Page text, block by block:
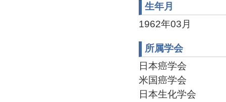
生年月
1962年03月
所属学会
日本癌学会
米国癌学会
日本生化学会